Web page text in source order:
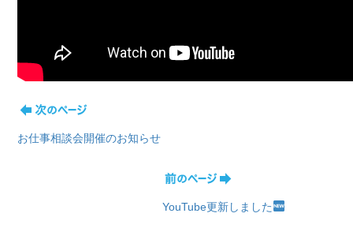
お仕事相談会開催のお知らせ
YouTube更新しました